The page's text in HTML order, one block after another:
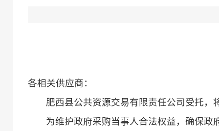
各相关供应商：
肥西县公共资源交易有限责任公司受托，
为维护政府采购当事人合法权益，确保